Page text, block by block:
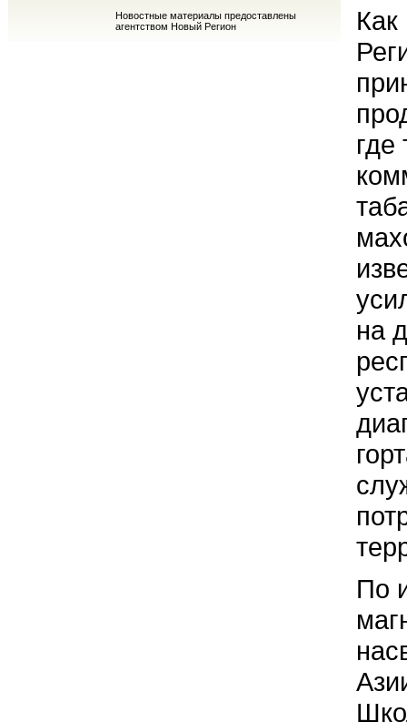
Новостные материалы предоставлены
агентством Новый Регион
Как
где
на
По